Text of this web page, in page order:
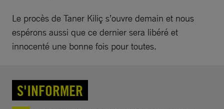
Le procès de Taner Kiliç s’ouvre demain et nous
espérons aussi que ce dernier sera libéré et
innocenté une bonne fois pour toutes.
S'INFORMER